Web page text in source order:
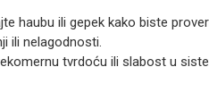
haubu ili gepek kako biste
ili nelagodnosti.
tvrdoću ili slabost u